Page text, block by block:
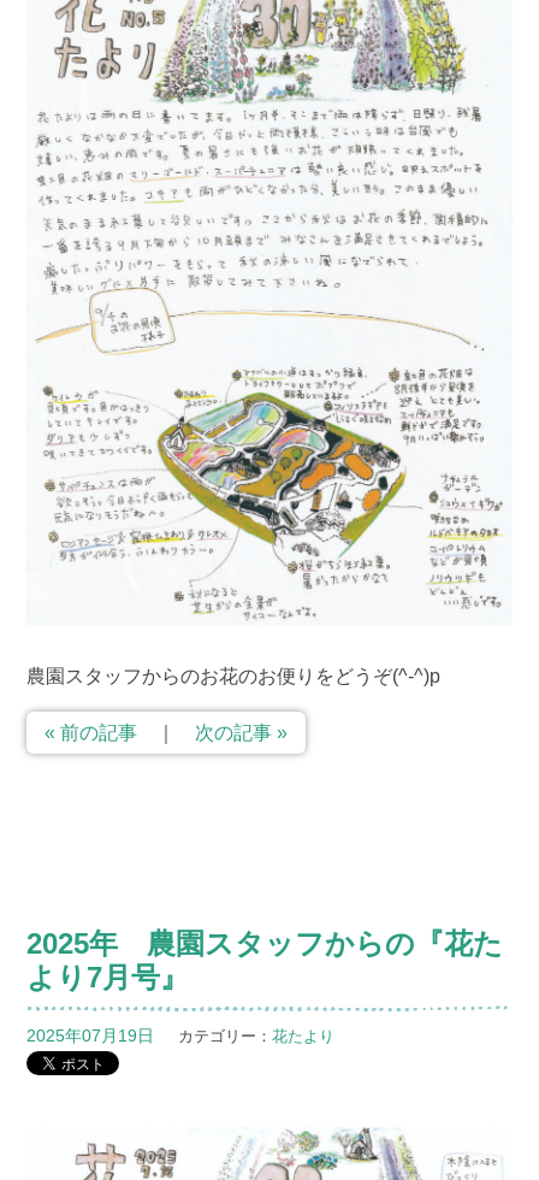
農園スタッフからのお花のお便りをどうぞ(^-^)p
« 前の記事 次の記事 »
2025年 農園スタッフからの『花た
より7月号』
2025年07月19日 カテゴリー：花たより